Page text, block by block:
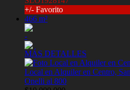
+/- Favorito
466 m²
-
MÁS DETALLES
Local en Alquiler en Centro,
Onelli al 800